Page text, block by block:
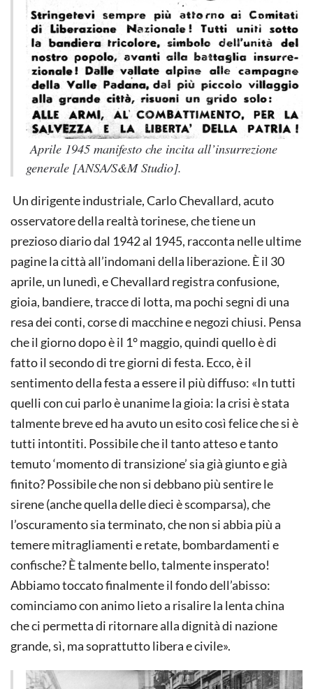
Aprile 1945 manifesto che incita all’insurrezione
generale [ANSA/S&M Studio].
Un dirigente industriale, Carlo Chevallard, acuto
osservatore della realtà torinese, che tiene un
prezioso diario dal 1942 al 1945, racconta nelle ultime
pagine la città all’indomani della liberazione. È il 30
aprile, un lunedì, e Chevallard registra confusione,
gioia, bandiere, tracce di lotta, ma pochi segni di una
resa dei conti, corse di macchine e negozi chiusi. Pensa
che il giorno dopo è il 1° maggio, quindi quello è di
fatto il secondo di tre giorni di festa. Ecco, è il
sentimento della festa a essere il più diffuso: «In tutti
quelli con cui parlo è unanime la gioia: la crisi è stata
talmente breve ed ha avuto un esito così felice che si è
tutti intontiti. Possibile che il tanto atteso e tanto
temuto ‘momento di transizione’ sia già giunto e già
finito? Possibile che non si debbano più sentire le
sirene (anche quella delle dieci è scomparsa), che
l’oscuramento sia terminato, che non si abbia più a
temere mitragliamenti e retate, bombardamenti e
confische? È talmente bello, talmente insperato!
Abbiamo toccato finalmente il fondo dell’abisso:
cominciamo con animo lieto a risalire la lenta china
che ci permetta di ritornare alla dignità di nazione
grande, sì, ma soprattutto libera e civile».